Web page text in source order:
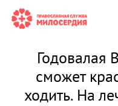
Годовалая
сможет
ходить. На